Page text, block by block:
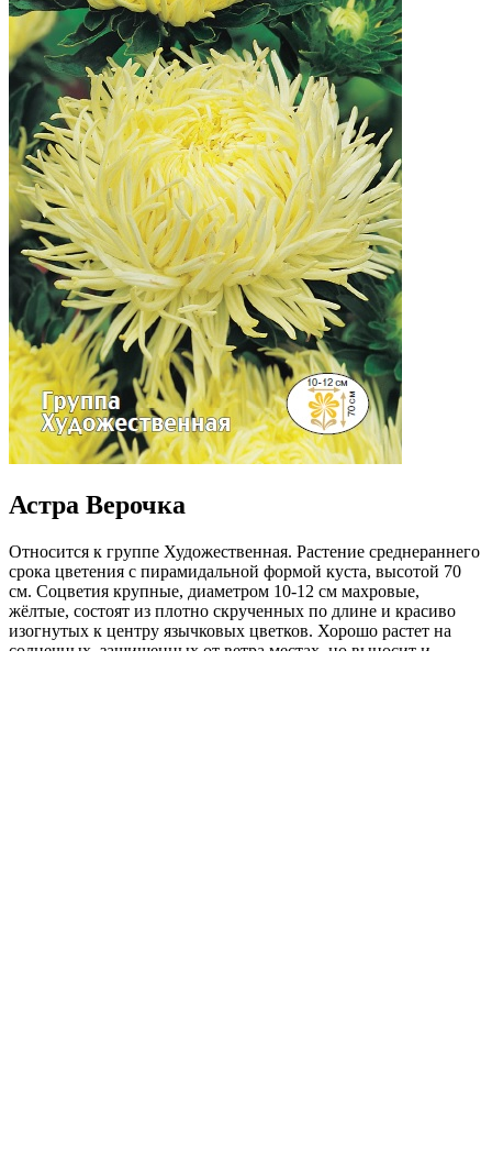
Астра Верочка
Относится к группе Художественная. Растение среднераннего
срока цветения с пирамидальной формой куста, высотой 70
см. Соцветия крупные, диаметром 10-12 см махровые,
жёлтые, состоят из плотно скрученных по длине и красиво
изогнутых к центру язычковых цветков. Хорошо растет на
солнечных, защищенных от ветра местах, но выносит и